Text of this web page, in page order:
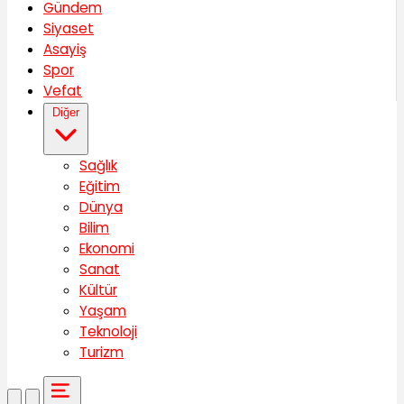
Gündem
Siyaset
Asayiş
Spor
Vefat
Diğer
Sağlık
Eğitim
Dünya
Bilim
Ekonomi
Sanat
Kültür
Yaşam
Teknoloji
Turizm